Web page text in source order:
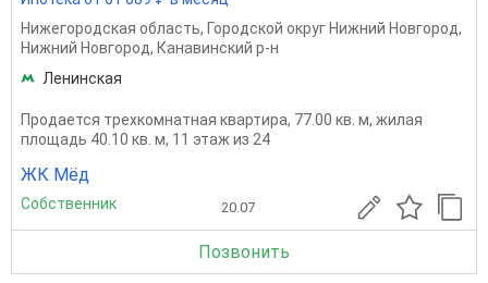
Нижегородская область, Городской округ Нижний Новгород,
Нижний Новгород, Канавинский р-н
Ленинская
Продается трехкомнатная квартира, 77.00 кв. м, жилая
площадь 40.10 кв. м, 11 этаж из 24
ЖК Мёд
Собственник 20.07
Позвонить